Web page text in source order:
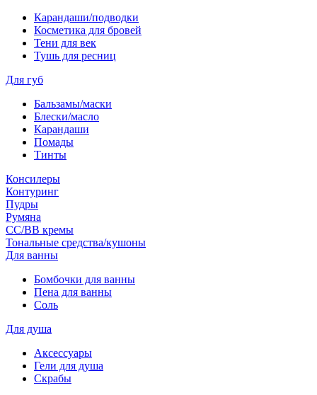
Карандаши/подводки
Косметика для бровей
Тени для век
Тушь для ресниц
Для губ
Бальзамы/маски
Блески/масло
Карандаши
Помады
Тинты
Консилеры
Контуринг
Пудры
Румяна
СС/ВВ кремы
Тональные средства/кушоны
Для ванны
Бомбочки для ванны
Пена для ванны
Соль
Для душа
Аксессуары
Гели для душа
Скрабы